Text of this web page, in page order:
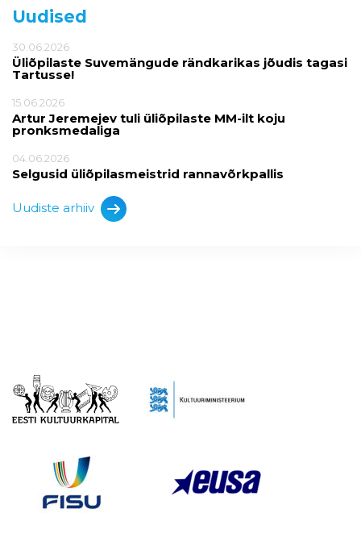
Uudised
30.06.2026
Üliõpilaste Suvemängude rändkarikas jõudis tagasi
Tartusse!
15.06.2026
Artur Jeremejev tuli üliõpilaste MM-ilt koju
pronksmedaliga
04.06.2026
Selgusid üliõpilasmeistrid rannavõrkpallis
Uudiste arhiiv